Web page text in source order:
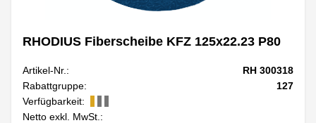
RHODIUS Fiberscheibe KFZ 125x22.23 P80
Artikel-Nr.:
RH 300318
Rabattgruppe:
127
Verfügbarkeit:
Netto exkl. MwSt.: